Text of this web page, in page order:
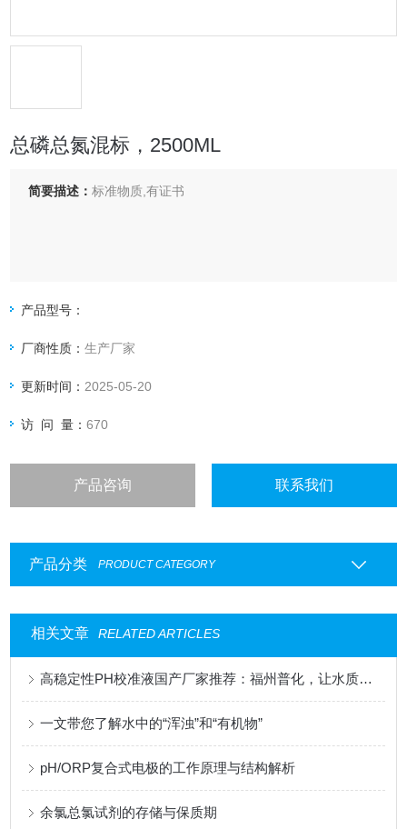
总磷总氮混标，2500ML
简要描述：标准物质,有证书
产品型号：
厂商性质：生产厂家
更新时间： 2025-05-20
访 问 量：670
产品咨询 联系我们
产品分类 PRODUCT CATEGORY
相关文章 RELATED ARTICLES
高稳定性PH校准液国产厂家推荐：福州普化，让水质分析更经济更简单更可靠
一文带您了解水中的“浑浊”和“有机物”
pH/ORP复合式电极的工作原理与结构解析
余氯总氯试剂的存储与保质期